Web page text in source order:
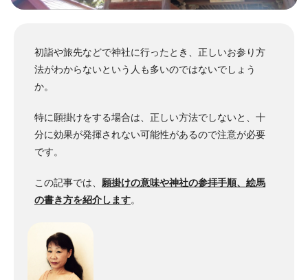
初詣や旅先などで神社に行ったとき、正しいお参り方
法がわからないという人も多いのではないでしょう
か。
特に願掛けをする場合は、正しい方法でしないと、十
分に効果が発揮されない可能性があるので注意が必要
です。
この記事では、 願掛けの意味や神社の参拝手順、絵馬
の書き方を紹介します。